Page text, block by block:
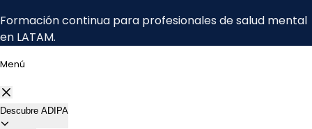
Menú
Descubre ADIPA